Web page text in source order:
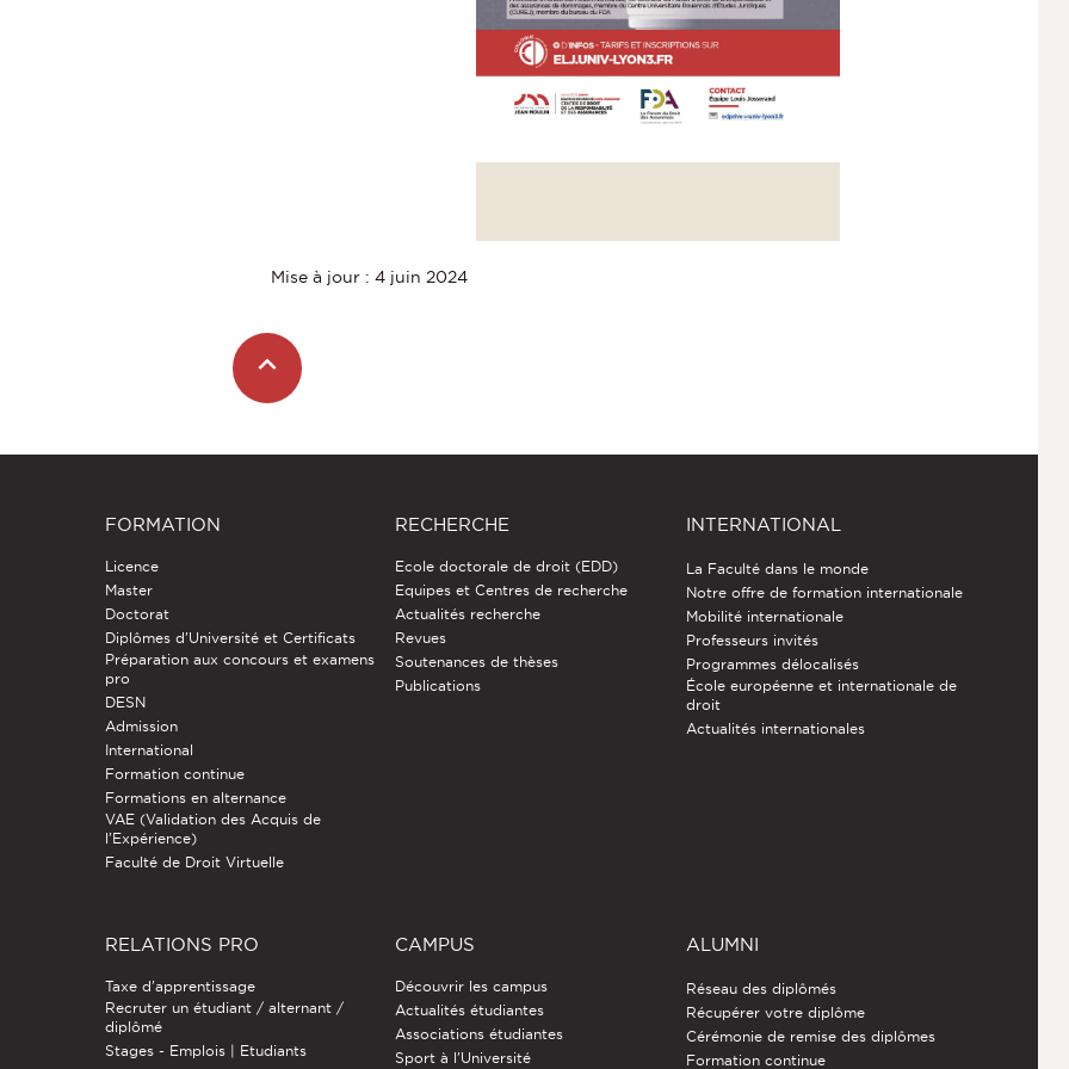
Mise à jour : 4 juin 2024
FORMATION
Licence
Master
Doctorat
Diplômes d'Université et Certificats
Préparation aux concours et examens
pro
DESN
Admission
International
Formation continue
Formations en alternance
VAE (Validation des Acquis de
l'Expérience)
Faculté de Droit Virtuelle
RECHERCHE
Ecole doctorale de droit (EDD)
Equipes et Centres de recherche
Actualités recherche
Revues
Soutenances de thèses
Publications
INTERNATIONAL
La Faculté dans le monde
Notre offre de formation internationale
Mobilité internationale
Professeurs invités
Programmes délocalisés
École européenne et internationale de
droit
Actualités internationales
RELATIONS PRO
Taxe d'apprentissage
Recruter un étudiant / alternant /
diplômé
Stages - Emplois | Etudiants
CAMPUS
Découvrir les campus
Actualités étudiantes
Associations étudiantes
Sport à l'Université
ALUMNI
Réseau des diplômés
Récupérer votre diplôme
Cérémonie de remise des diplômes
Formation continue